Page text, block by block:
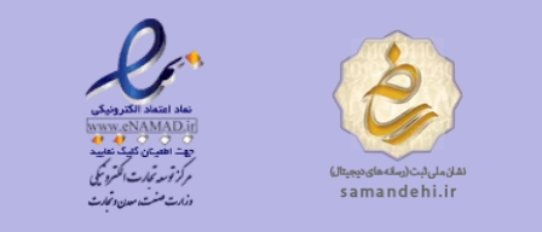
کتاب اصول بیوشیمی جلد اول و جلد دوم
پی دی اف کتاب اصول بیوشیمی